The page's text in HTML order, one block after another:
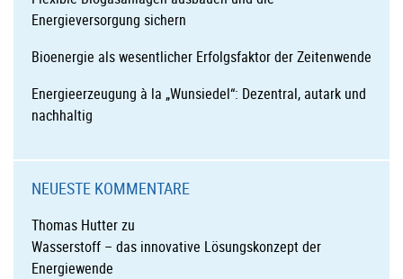
Energieversorgung sichern
Bioenergie als wesentlicher Erfolgsfaktor der Zeitenwende
Energieerzeugung à la „Wunsiedel“: Dezentral, autark und
nachhaltig
NEUESTE KOMMENTARE
Thomas Hutterzu
Wasserstoff – das innovative Lösungskonzept der
Energiewende